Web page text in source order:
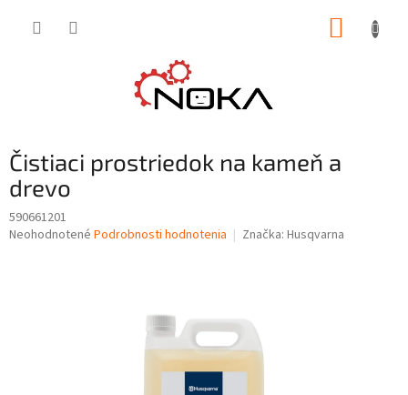
Čistiaci prostriedok na kameň a
drevo
590661201
Priemerné
Neohodnotené Podrobnosti hodnotenia Značka: Husqvarna